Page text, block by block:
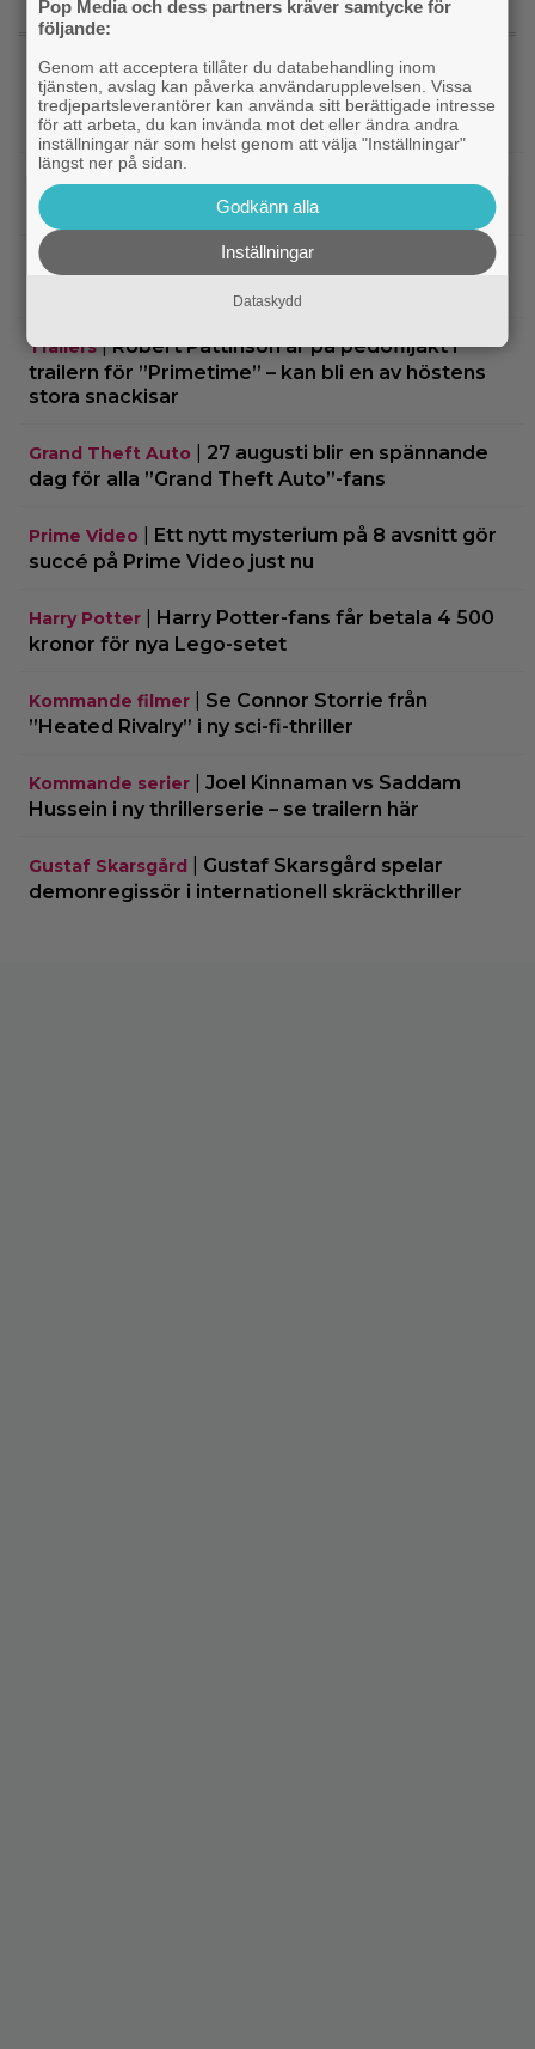
DC|Tidernas 30 bästa superhjältefilmer listade
– ”The Dark Knight” på plats 3
Bioaktuellt|Elliot Page ”tappade andan” när han
läste manus till ”The Odyssey”
Trailers
Ny trailer till ”Ramayana” visar upp
nästa maffiga fantasyfilm från Indien
Trailers|Robert Pattinson är på pedofiljakt i
trailern för ”Primetime” – kan bli en av höstens
stora snackisar
Grand Theft Auto
27 augusti blir en spännande
dag för alla ”Grand Theft Auto”-fans
Prime Video
Ett nytt mysterium på 8 avsnitt gör
succé på Prime Video just nu
Harry Potter
Harry Potter-fans får betala 4 500
kronor för nya Lego-setet
Kommande filmer
Se Connor Storrie från
”Heated Rivalry” i ny sci-fi-thriller
Kommande serier
Joel Kinnaman vs Saddam
Hussein i ny thrillerserie – se trailern här
Gustaf Skarsgård
Gustaf Skarsgård spelar
demonregissör i internationell skräckthriller
Pop Media och dess partners kräver samtycke för
följande:
Genom att acceptera tillåter du databehandling inom
tjänsten, avslag kan påverka användarupplevelsen. Vissa
tredjepartsleverantörer kan använda sitt berättigade intresse
för att arbeta, du kan invända mot det eller ändra andra
inställningar när som helst genom att välja "Inställningar"
längst ner på sidan.
Godkänn alla
Inställningar
Dataskydd